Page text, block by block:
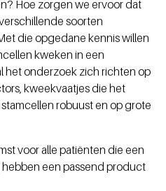
Hoe zorgen we ervoor dat
soorten
die opgedane kennis willen
kweken in een
het onderzoek zich richten op
kweekvaatjes die het
robuust en op grote
voor alle patiënten die een
een passend product